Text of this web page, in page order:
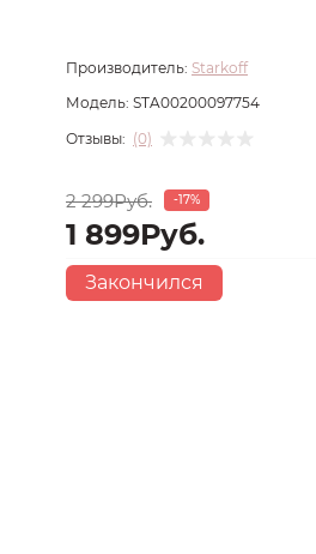
Производитель: Starkoff
Модель: STA00200097754
Отзывы: (0)
2 299Руб. -17%
1 899Руб.
Закончился